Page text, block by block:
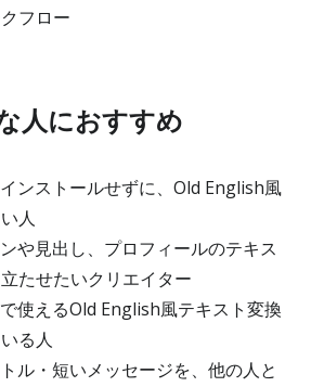
フロー
人におすすめ
ンストールせずに、Old English風
人
や見出し、プロフィールのテキス
たせたいクリエイター
使えるOld English風テキスト変換
る人
ル・短いメッセージを、他の人と